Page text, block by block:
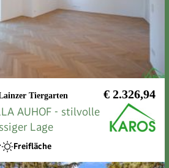
Tiergarten € 2.326,94
AUHOF - stilvolle
Lage
Freifläche